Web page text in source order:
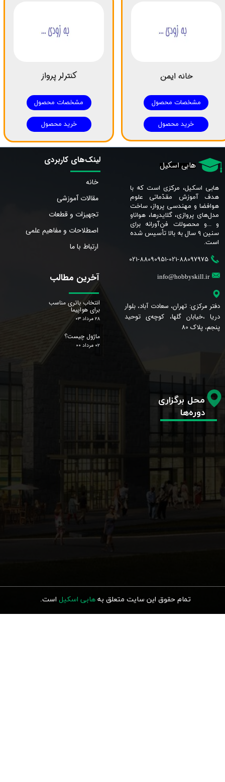
مشخصات محصول
خانه ایمن
خرید محصول
مشخصات محصول
کنترلر پرواز
خرید محصول
هابی اسکیل
هابی اسکیل، مرکزی است که با
هدف آموزش مقدّماتی علوم
هوافضا و مهندسی پرواز، ساخت
مدل‌های پروازی، گلایدرها، هواناو
و ...و محصولات فن‌آورانه برای
سنین ٩ سال به بالا تأسیس شده
است.​​​​​​​
021-88090951-021-88097975
info@hobbyskill.ir
دفتر مرکزی: تهران، سعادت آباد، بلوار
دریا ،خیابان گلها، کوچه‌ی توحید
پنجم، پلاک 80
لینک‌های کاربردی
خانه
مقالات آموزشی
تجهیزات و قطعات
اصطلاحات و مفاهیم علمی
ارتباط با ما
آخرین مطالب
انتخاب باتری مناسب
برای هواپیما
۲۸ مرداد ۰۳
ماژول چیست؟
۰۲ مرداد ۰۰
تمام حقوق این سایت متعلق به هابی اسکیل است.
محل برگزاری
دوره‌ها